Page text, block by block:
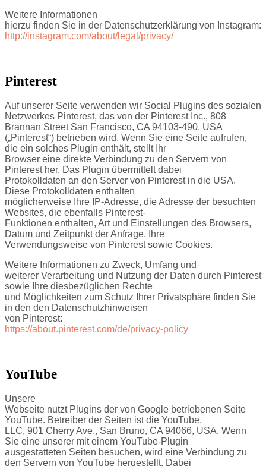
Weitere Informationen
hierzu finden Sie in der Datenschutzerklärung von Instagram:
http://instagram.com/about/legal/privacy/
Pinterest
Auf unserer Seite verwenden wir Social Plugins des sozialen
Netzwerkes Pinterest, das von der Pinterest Inc., 808
Brannan Street San Francisco, CA 94103-490, USA
(„Pinterest“) betrieben wird. Wenn Sie eine Seite aufrufen,
die ein solches Plugin enthält, stellt Ihr
Browser eine direkte Verbindung zu den Servern von
Pinterest her. Das Plugin übermittelt dabei
Protokolldaten an den Server von Pinterest in die USA.
Diese Protokolldaten enthalten
möglicherweise Ihre IP-Adresse, die Adresse der besuchten
Websites, die ebenfalls Pinterest-
Funktionen enthalten, Art und Einstellungen des Browsers,
Datum und Zeitpunkt der Anfrage, Ihre
Verwendungsweise von Pinterest sowie Cookies.
Weitere Informationen zu Zweck, Umfang und
weiterer Verarbeitung und Nutzung der Daten durch Pinterest
sowie Ihre diesbezüglichen Rechte
und Möglichkeiten zum Schutz Ihrer Privatsphäre finden Sie
in den den Datenschutzhinweisen
von Pinterest:
https://about.pinterest.com/de/privacy-policy
YouTube
Unsere
Webseite nutzt Plugins der von Google betriebenen Seite
YouTube. Betreiber der Seiten ist die YouTube,
LLC, 901 Cherry Ave., San Bruno, CA 94066, USA. Wenn
Sie eine unserer mit einem YouTube-Plugin
ausgestatteten Seiten besuchen, wird eine Verbindung zu
den Servern von YouTube hergestellt. Dabei